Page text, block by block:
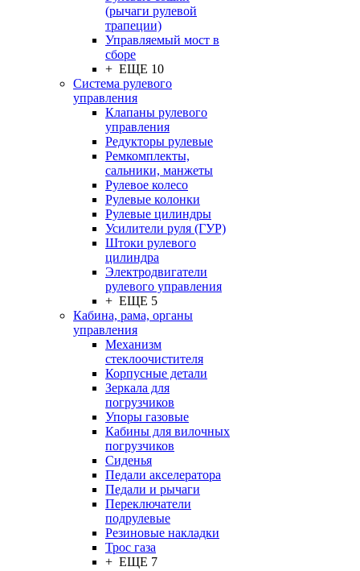
(рычаги рулевой
трапеции)
Управляемый мост в
сборе
+ ЕЩЕ 10
Система рулевого
управления
Клапаны рулевого
управления
Редукторы рулевые
Ремкомплекты,
сальники, манжеты
Рулевое колесо
Рулевые колонки
Рулевые цилиндры
Усилители руля (ГУР)
Штоки рулевого
цилиндра
Электродвигатели
рулевого управления
+ ЕЩЕ 5
Кабина, рама, органы
управления
Механизм
стеклоочистителя
Корпусные детали
Зеркала для
погрузчиков
Упоры газовые
Кабины для вилочных
погрузчиков
Сиденья
Педали акселератора
Педали и рычаги
Переключатели
подрулевые
Резиновые накладки
Трос газа
+ ЕЩЕ 7